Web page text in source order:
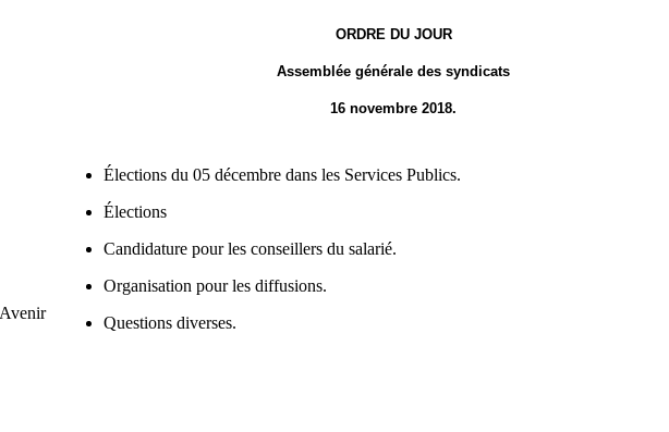
ORDRE DU JOUR
Assemblée générale des syndicats
16 novembre 2018.
Élections du 05 décembre dans les Services Publics.
Élections
Candidature pour les conseillers du salarié.
Organisation pour les diffusions.
Questions diverses.